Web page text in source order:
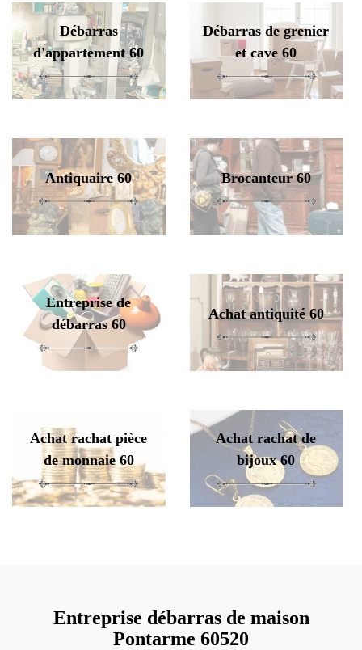
Débarras
d'appartement 60
Débarras de grenier
et cave 60
Antiquaire 60 Brocanteur 60
Entreprise de
débarras 60
Achat antiquité 60
Achat rachat pièce
de monnaie 60
Achat rachat de
bijoux 60
Entreprise débarras de maison
Pontarme 60520